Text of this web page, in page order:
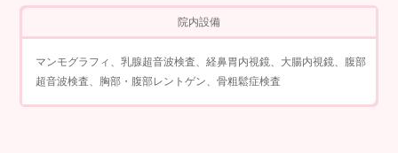
院内設備
マンモグラフィ、乳腺超音波検査、経鼻胃内視鏡、大腸内視鏡、腹部
超音波検査、胸部・腹部レントゲン、骨粗鬆症検査